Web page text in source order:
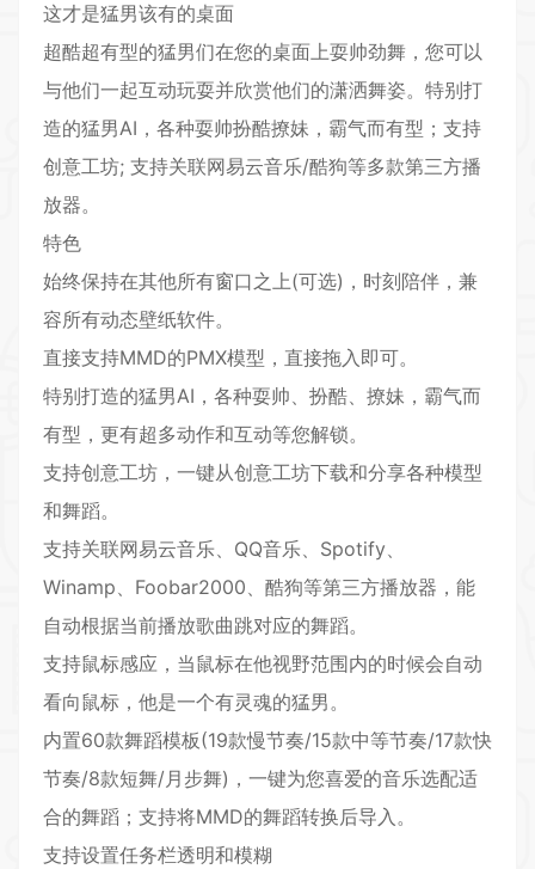
这才是猛男该有的桌面
超酷超有型的猛男们在您的桌面上耍帅劲舞，您可以
与他们一起互动玩耍并欣赏他们的潇洒舞姿。特别打
造的猛男AI，各种耍帅扮酷撩妹，霸气而有型；支持
创意工坊; 支持关联网易云音乐/酷狗等多款第三方播
放器。
特色
始终保持在其他所有窗口之上(可选)，时刻陪伴，兼
容所有动态壁纸软件。
直接支持MMD的PMX模型，直接拖入即可。
特别打造的猛男AI，各种耍帅、扮酷、撩妹，霸气而
有型，更有超多动作和互动等您解锁。
支持创意工坊，一键从创意工坊下载和分享各种模型
和舞蹈。
支持关联网易云音乐、QQ音乐、Spotify、
Winamp、Foobar2000、酷狗等第三方播放器，能
自动根据当前播放歌曲跳对应的舞蹈。
支持鼠标感应，当鼠标在他视野范围内的时候会自动
看向鼠标，他是一个有灵魂的猛男。
内置60款舞蹈模板(19款慢节奏/15款中等节奏/17款快
节奏/8款短舞/月步舞)，一键为您喜爱的音乐选配适
合的舞蹈；支持将MMD的舞蹈转换后导入。
支持设置任务栏透明和模糊